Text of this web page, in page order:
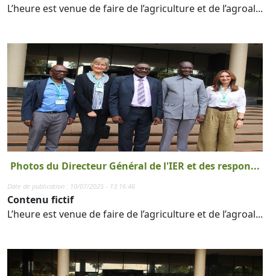
L’heure est venue de faire de l’agriculture et de l’agroal...
Photos du Directeur Général de l'IER et des respon...
Date de publication : 10/07/2025 - 13:16:46
Contenu fictif
L’heure est venue de faire de l’agriculture et de l’agroal...